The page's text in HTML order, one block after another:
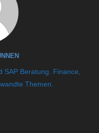
SAP Beratung. Finance,
Themen.